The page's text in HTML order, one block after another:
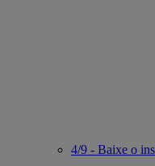
4/9 - Baixe o